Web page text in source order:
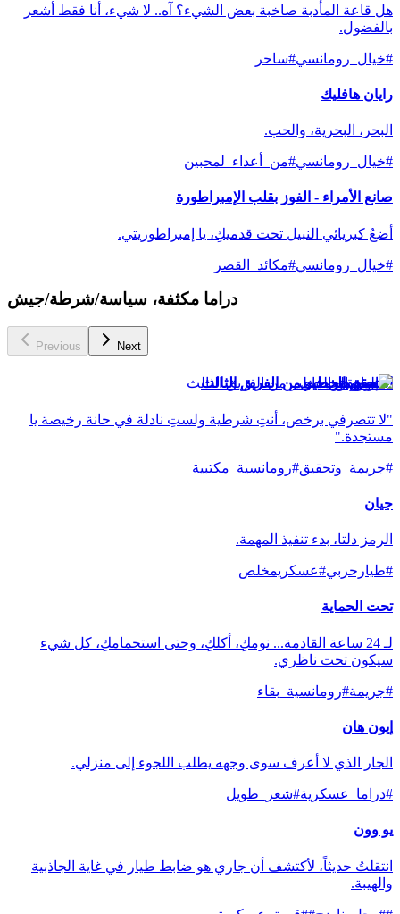
هل قاعة المأدبة صاخبة بعض الشيء؟ آه.. لا شيء، أنا فقط أشعر
بالفضول.
#خيال_رومانسي#ساحر
رايان هافليك
البحر، البحرية، والحب.
#خيال_رومانسي#من_أعداء_لمحبين
صانع الأمراء - الفوز بقلب الإمبراطورة
أضعُ كبريائي النبيل تحت قدميكِ، يا إمبراطوريتي.
#خيال_رومانسي#مكائد_القصر
دراما مكثفة، سياسة/شرطة/جيش
Previous Next
المحقق الخطير من الفريق الثالث
"لا تتصرفي برخص، أنتِ شرطية ولستِ نادلة في حانة رخيصة يا
مستجدة."
#جريمة_وتحقيق#رومانسية_مكتبية
جيان
الرمز دلتا، بدء تنفيذ المهمة.
#طيارحربي#عسكريمخلص
تحت الحماية
لـ 24 ساعة القادمة... نومكِ، أكلكِ، وحتى استحمامكِ، كل شيء
سيكون تحت ناظري.
#جريمة#رومانسية_بقاء
إيون هان
الجار الذي لا أعرف سوى وجهه يطلب اللجوء إلى منزلي.
#دراما_عسكرية#شعر_طويل
يو وون
انتقلتُ حديثاً، لأكتشف أن جاري هو ضابط طيار في غاية الجاذبية
والهيبة.